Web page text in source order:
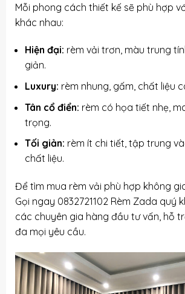
Mỗi phong cách thiết kế sẽ phù hợp
khác nhau:
Hiện đại: rèm vải trơn, màu trung
giản.
Luxury: rèm nhung, gấm, chất liệu
Tân cổ điển: rèm có họa tiết nhẹ,
trọng.
Tối giản: rèm ít chi tiết, tập trung
chất liệu.
Để tìm mua rèm vải phù hợp không
Gọi ngay 0832721102 Rèm Zada quý
các chuyên gia hàng đầu tư vấn, hỗ
đa mọi yêu cầu.